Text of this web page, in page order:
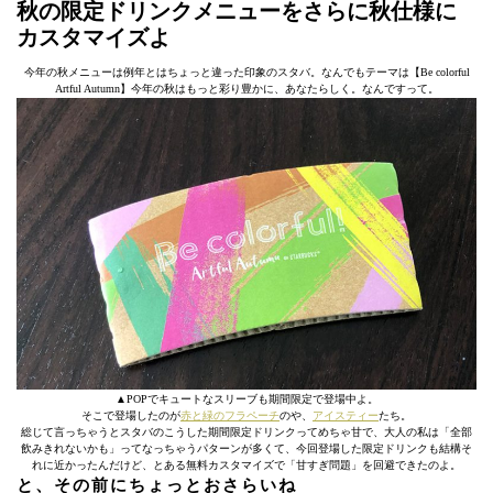
秋の限定ドリンクメニューをさらに秋仕様に
カスタマイズよ
今年の秋メニューは例年とはちょっと違った印象のスタバ。なんでもテーマは【Be colorful
Artful Autumn】今年の秋はもっと彩り豊かに、あなたらしく。なんですって。
▲POPでキュートなスリーブも期間限定で登場中よ。
そこで登場したのが赤と緑のフラペーチのや、 アイスティーたち。
総じて言っちゃうとスタバのこうした期間限定ドリンクってめちゃ甘で、大人の私は「全部
飲みきれないかも」ってなっちゃうパターンが多くて、今回登場した限定ドリンクも結構そ
れに近かったんだけど、とある無料カスタマイズで「甘すぎ問題」を回避できたのよ。
と、その前にちょっとおさらいね